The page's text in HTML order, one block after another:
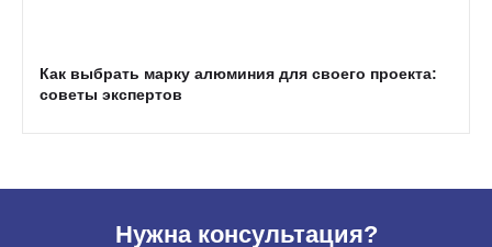
Как выбрать марку алюминия для своего проекта:
советы экспертов
Нужна консультация?